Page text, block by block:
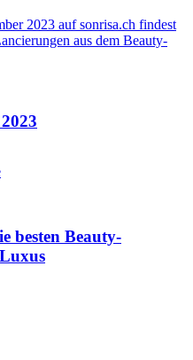
besten Beauty-